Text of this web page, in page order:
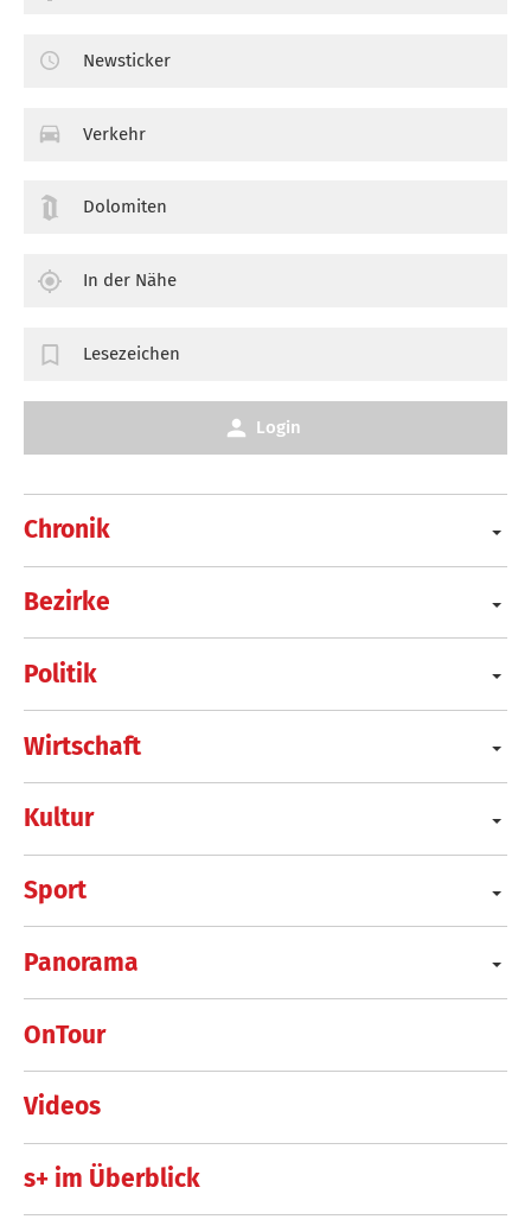
Chronik
Bezirke
Politik
Wirtschaft
Kultur
Sport
Panorama
OnTour
Videos
s+ im Überblick
Newsticker
Verkehr
Dolomiten
In der Nähe
Lesezeichen
Login